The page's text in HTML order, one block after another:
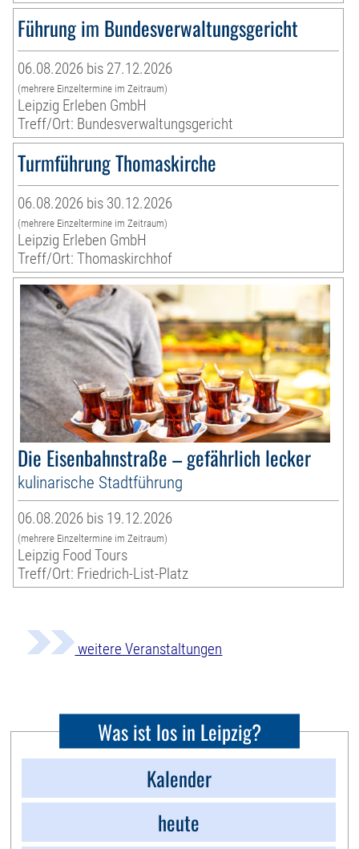
Führung im Bundesverwaltungsgericht
06.08.2026 bis 27.12.2026
(mehrere Einzeltermine im Zeitraum)
Leipzig Erleben GmbH
Treff/Ort: Bundesverwaltungsgericht
Turmführung Thomaskirche
06.08.2026 bis 30.12.2026
(mehrere Einzeltermine im Zeitraum)
Leipzig Erleben GmbH
Treff/Ort: Thomaskirchhof
Die Eisenbahnstraße – gefährlich lecker
kulinarische Stadtführung
06.08.2026 bis 19.12.2026
(mehrere Einzeltermine im Zeitraum)
Leipzig Food Tours
Treff/Ort: Friedrich-List-Platz
weitere Veranstaltungen
Was ist los in Leipzig?
Kalender
heute